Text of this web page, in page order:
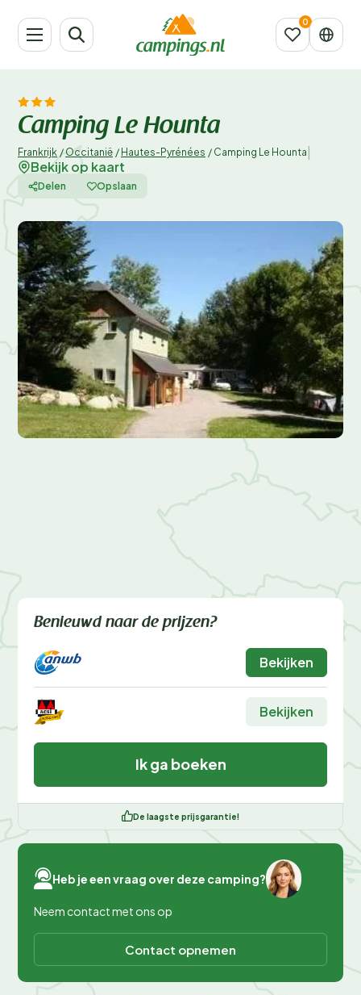
Camping Le Hounta
Frankrijk / Occitanië / Hautes-Pyrénées / Camping Le Hounta
Bekijk op kaart
Delen Opslaan
Benieuwd naar de prijzen?
Bekijken
Bekijken
Ik ga boeken
De laagste prijsgarantie!
Heb je een vraag over deze camping?
Neem contact met ons op
Contact opnemen